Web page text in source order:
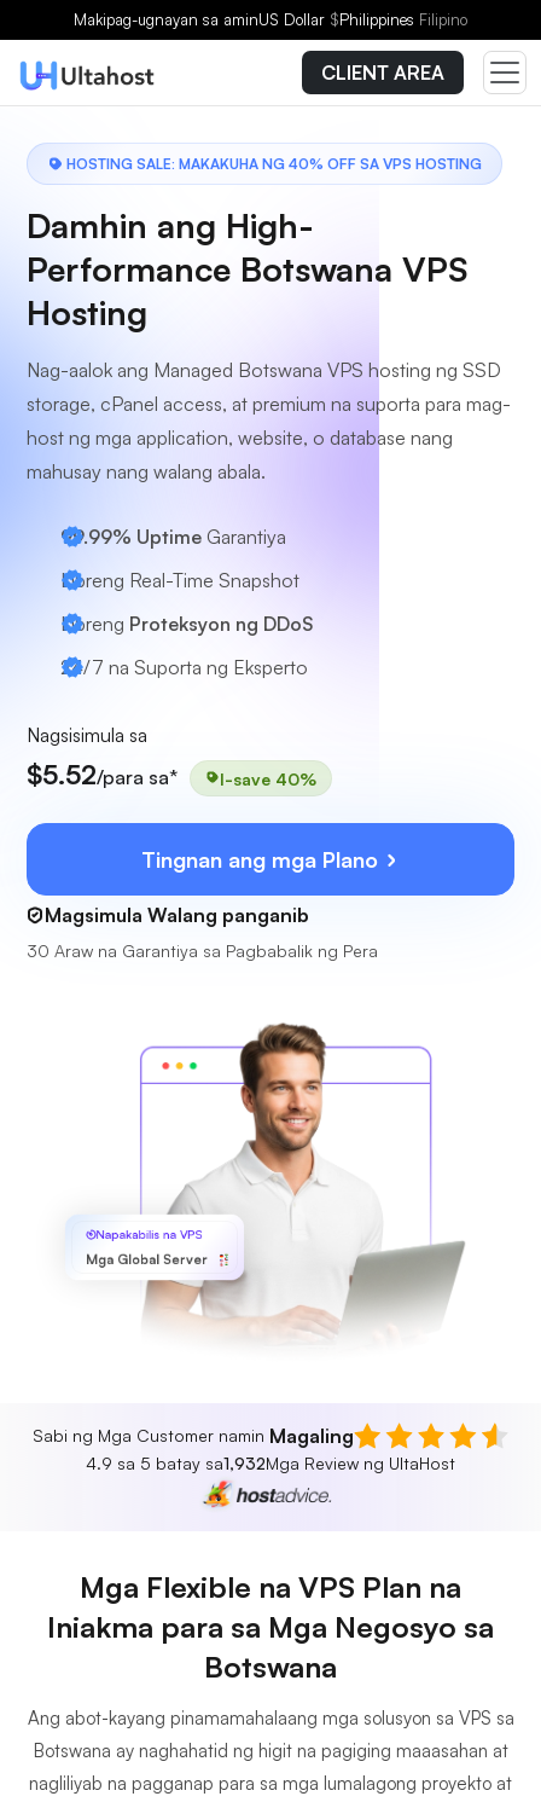
Makipag-ugnayan sa aminUS Dollar $Philippines Filipino
CLIENT AREA
HOSTING SALE: MAKAKUHA NG 40% OFF SA VPS HOSTING
Damhin ang High-
Performance Botswana VPS
Hosting
Nag-aalok ang Managed Botswana VPS hosting ng SSD
storage, cPanel access, at premium na suporta para mag-
host ng mga application, website, o database nang
mahusay nang walang abala.
99.99% Uptime Garantiya
Libreng Real-Time Snapshot
Libreng Proteksyon ng DDoS
24/7 na Suporta ng Eksperto
Nagsisimula sa
$5.52/para sa* I-save 40%
Tingnan ang mga Plano
Magsimula Walang panganib
30 Araw na Garantiya sa Pagbabalik ng Pera
Napakabilis na VPS
Mga Global Server
Sabi ng Mga Customer namin Magaling
4.9 sa 5 batay sa1,932Mga Review ng UltaHost
Mga Flexible na VPS Plan na
Iniakma para sa Mga Negosyo sa
Botswana
Ang abot-kayang pinamamahalaang mga solusyon sa VPS sa
Botswana ay naghahatid ng higit na pagiging maaasahan at
nagliliyab na pagganap para sa mga lumalagong proyekto at